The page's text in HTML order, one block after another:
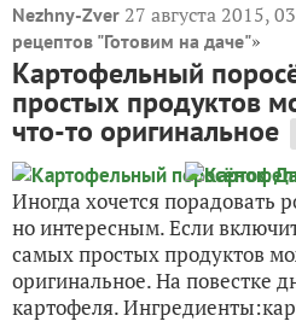
Nezhny-Zver 27 августа 2015,
рецептов "Готовим на даче"»
Картофельный
простых продуктов
что-то оригинальное
Иногда хочется порадовать
но интересным. Если
самых простых продуктов
оригинальное. На повестке
картофеля.